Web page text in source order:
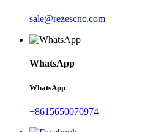
sale@rezescnc.com
WhatsApp
WhatsApp
+8615650070974